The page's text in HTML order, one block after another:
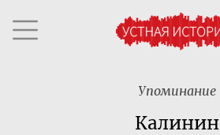
Упоминание
Калинин